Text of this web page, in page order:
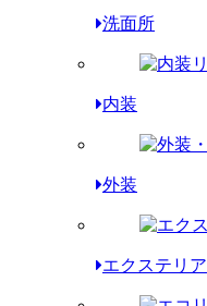
洗面所
内装
外装
エクステリア